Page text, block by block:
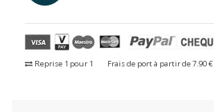
Reprise 1 pour 1 Frais de port à partir de 7.90 €